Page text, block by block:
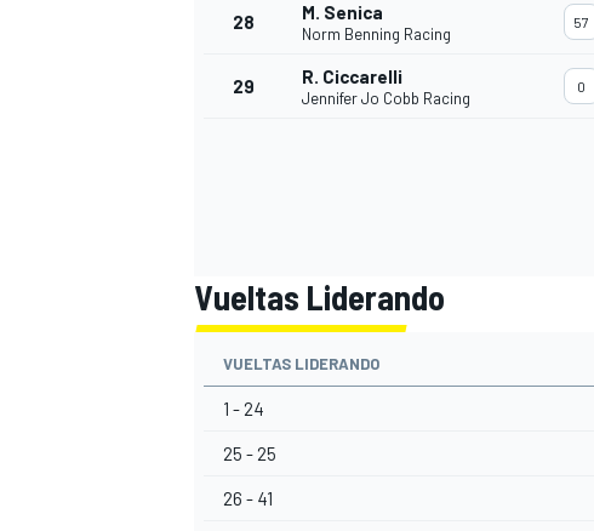
MÁS CATEGORÍAS
28 M. Senica
Norm Benning Racing
57
29 R. Ciccarelli
Jennifer Jo Cobb Racing
0
Vueltas Liderando
VUELTAS LIDERANDO
1 - 24
25 - 25
26 - 41